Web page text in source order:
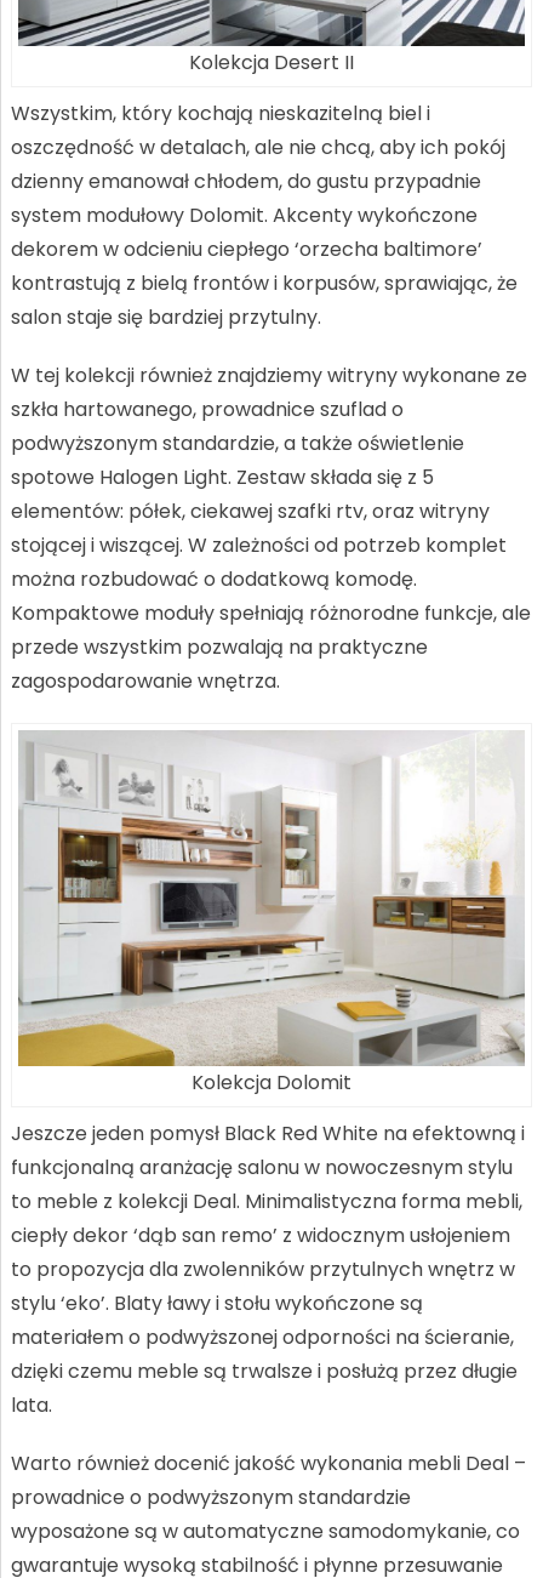
Kolekcja Desert II
Wszystkim, który kochają nieskazitelną biel i
oszczędność w detalach, ale nie chcą, aby ich pokój
dzienny emanował chłodem, do gustu przypadnie
system modułowy Dolomit. Akcenty wykończone
dekorem w odcieniu ciepłego ‘orzecha baltimore’
kontrastują z bielą frontów i korpusów, sprawiając, że
salon staje się bardziej przytulny.
W tej kolekcji również znajdziemy witryny wykonane ze
szkła hartowanego, prowadnice szuflad o
podwyższonym standardzie, a także oświetlenie
spotowe Halogen Light. Zestaw składa się z 5
elementów: półek, ciekawej szafki rtv, oraz witryny
stojącej i wiszącej. W zależności od potrzeb komplet
można rozbudować o dodatkową komodę.
Kompaktowe moduły spełniają różnorodne funkcje, ale
przede wszystkim pozwalają na praktyczne
zagospodarowanie wnętrza.
Kolekcja Dolomit
Jeszcze jeden pomysł Black Red White na efektowną i
funkcjonalną aranżację salonu w nowoczesnym stylu
to meble z kolekcji Deal. Minimalistyczna forma mebli,
ciepły dekor ‘dąb san remo’ z widocznym usłojeniem
to propozycja dla zwolenników przytulnych wnętrz w
stylu ‘eko’. Blaty ławy i stołu wykończone są
materiałem o podwyższonej odporności na ścieranie,
dzięki czemu meble są trwalsze i posłużą przez długie
lata.
Warto również docenić jakość wykonania mebli Deal –
prowadnice o podwyższonym standardzie
wyposażone są w automatyczne samodomykanie, co
gwarantuje wysoką stabilność i płynne przesuwanie